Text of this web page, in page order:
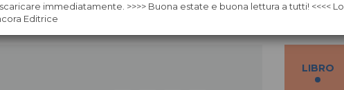
LIBRO
immediatamente. >>>> Buona estate e buona lettura a tutti! <<<< Lo
Editrice